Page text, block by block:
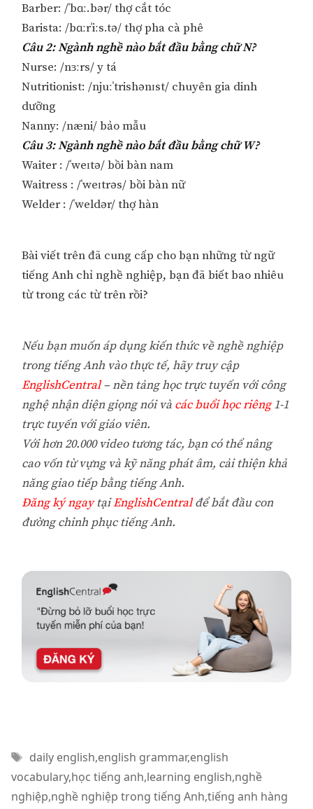
Barber: /ˈbɑː.bər/ thợ cắt tóc
Barista: /bɑːrˈiːs.tə/ thợ pha cà phê
Câu 2: Ngành nghề nào bắt đầu bằng chữ N?
Nurse: /nɜːrs/ y tá
Nutritionist: /njuːˈtrishənɪst/ chuyên gia dinh
dưỡng
Nanny: /næni/ bảo mẫu
Câu 3: Ngành nghề nào bắt đầu bằng chữ W?
Waiter : /ˈweɪtə/ bồi bàn nam
Waitress : /ˈweɪtrəs/ bồi bàn nữ
Welder : /ˈweldər/ thợ hàn
Bài viết trên đã cung cấp cho bạn những từ ngữ
tiếng Anh chỉ nghề nghiệp, bạn đã biết bao nhiêu
từ trong các từ trên rồi?
Nếu bạn muốn áp dụng kiến thức về nghề nghiệp
trong tiếng Anh vào thực tế, hãy truy cập
EnglishCentral– nền tảng học trực tuyến với công
nghệ nhận diện giọng nói và các buổi học riêng1-1
trực tuyến với giáo viên.
Với hơn 20.000 video tương tác, bạn có thể nâng
cao vốn từ vựng và kỹ năng phát âm, cải thiện khả
năng giao tiếp bằng tiếng Anh.
Đăng ký ngaytạiEnglishCentralđể bắt đầu con
đường chinh phục tiếng Anh.
Thẻ
daily english,english grammar,english
vocabulary,học tiếng anh,learning english,nghề
nghiệp,nghề nghiệp trong tiếng Anh,tiếng anh hàng